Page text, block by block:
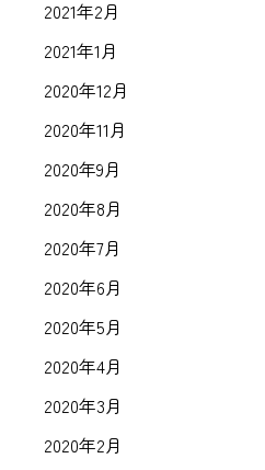
2021年2月
2021年1月
2020年12月
2020年11月
2020年9月
2020年8月
2020年7月
2020年6月
2020年5月
2020年4月
2020年3月
2020年2月